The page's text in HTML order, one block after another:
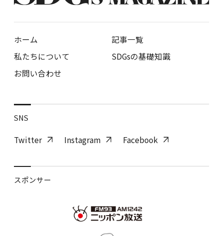
ホーム
記事一覧
私たちについて
SDGsの基礎知識
お問い合わせ
SNS
Twitter Instagram Facebook
スポンサー